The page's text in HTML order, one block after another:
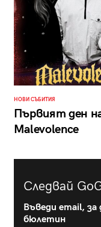
НОВИ СЪБИТИЯ
Първият ден
Malevolence
Следвай
Въведи email, за
бюлетин